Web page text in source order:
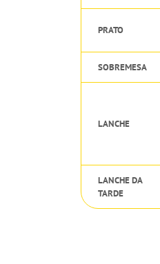
PRATO
SOBREMESA
LANCHE
LANCHE DA
TARDE